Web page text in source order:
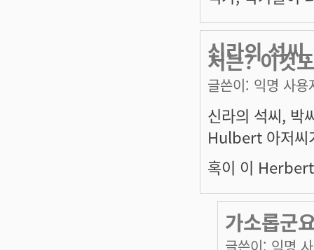
신라의 석씨
처는? 이것
글쓴이: 익명 사용
신라의 석씨, 박
Hulbert 아저씨
혹이 이
가소롭군